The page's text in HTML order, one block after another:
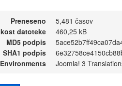
Preneseno
5,481 časov
datoteke
460,25 kB
MD5 podpis
SHA1 podpis
Environments
Joomla! 3